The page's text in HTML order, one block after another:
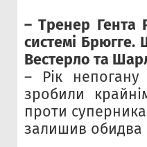
– Тренер Гента
системі Брюгге.
Вестерло та
– Рік
зробили
проти
залишив обидва